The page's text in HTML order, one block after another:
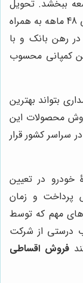
ببخشد. تحویل
در کوتاه ترین مدت، تعیین تعداد اقساط 12 الی 48 ماهه به همراه
رهن بانک و با
کمپانی محسوب
بتواند بهترین
محصولات این
سراسر کشور قرار
خودرو در تعیین
پرداخت و زمان
مهم که توسط
درستی از شرکت
فروش اقساطی